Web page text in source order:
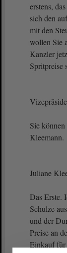
erstens,
sich den
mit den
wollen Sie
Kanzler
Spritpreise
Sie
Kleemann.
Juliane
Das Erste.
Schulze
und der
Preise an
Einkauf für